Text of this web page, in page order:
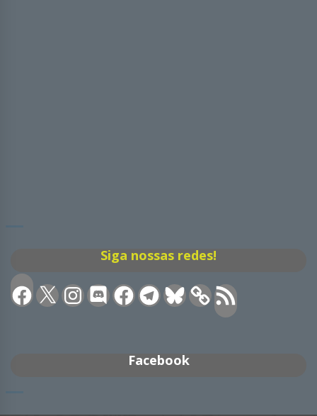
Siga nossas redes!
Facebook
X Instagram
DiscordFacebookTelegramBluesky Feed
RSS
Facebook